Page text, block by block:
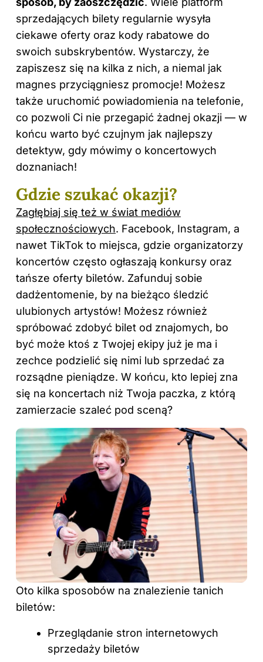
sprzedających bilety regularnie wysyła
ciekawe oferty oraz kody rabatowe do
swoich subskrybentów. Wystarczy, że
zapiszesz się na kilka z nich, a niemal jak
magnes przyciągniesz promocje! Możesz
także uruchomić powiadomienia na telefonie,
co pozwoli Ci nie przegapić żadnej okazji — w
końcu warto być czujnym jak najlepszy
detektyw, gdy mówimy o koncertowych
doznaniach!
Gdzie szukać okazji?
Zagłębiaj się też w świat mediów
społecznościowych. Facebook, Instagram, a
nawet TikTok to miejsca, gdzie organizatorzy
koncertów często ogłaszają konkursy oraz
tańsze oferty biletów. Zafunduj sobie
dadżentomenie, by na bieżąco śledzić
ulubionych artystów! Możesz również
spróbować zdobyć bilet od znajomych, bo
być może ktoś z Twojej ekipy już je ma i
zechce podzielić się nimi lub sprzedać za
rozsądne pieniądze. W końcu, kto lepiej zna
się na koncertach niż Twoja paczka, z którą
zamierzacie szaleć pod sceną?
Oto kilka sposobów na znalezienie tanich
biletów:
Przeglądanie stron internetowych
sprzedaży biletów